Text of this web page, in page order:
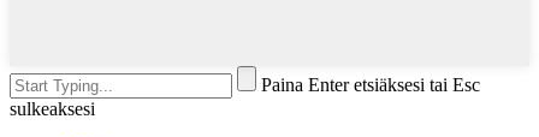
Paina Enter etsiäksesi tai Esc
sulkeaksesi